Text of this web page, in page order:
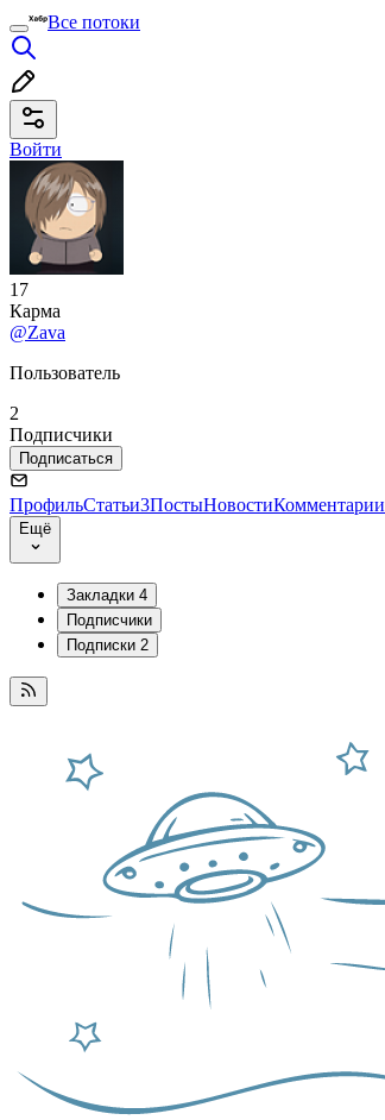
Все потоки
Войти
17
Карма
@Zava
Пользователь
2
Подписчики
Подписаться
ПрофильСтатьи3ПостыНовостиКомментарии
Ещё
Закладки 4
Подписчики
Подписки 2